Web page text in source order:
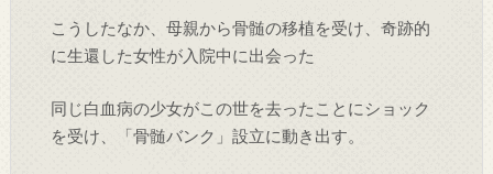
こうしたなか、母親から骨髄の移植を受け、奇跡的
に生還した女性が入院中に出会った
同じ白血病の少女がこの世を去ったことにショック
を受け、「骨髄バンク」設立に動き出す。